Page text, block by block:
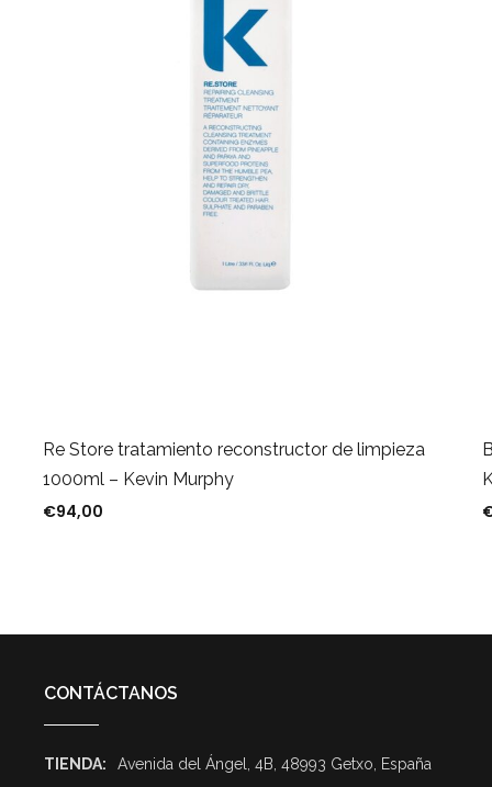
Re Store tratamiento reconstructor de limpieza
1000ml – Kevin Murphy
€94,00
CONTÁCTANOS
TIENDA: Avenida del Ángel, 4B, 48993 Getxo, España